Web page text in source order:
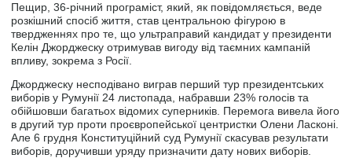
Пещир, 36-річний програміст, який, як повідомляється, веде
розкішний спосіб життя, став центральною фігурою в
твердженнях про те, що ультраправий кандидат у президенти
Келін Джорджеску отримував вигоду від таємних кампаній
впливу, зокрема з Росії.
Джорджеску несподівано виграв перший тур президентських
виборів у Румунії 24 листопада, набравши 23% голосів та
обійшовши багатьох відомих суперників. Перемога вивела його
в другий тур проти проєвропейської центристки Олени Ласконі.
Але 6 грудня Конституційний суд Румунії скасував результати
виборів, доручивши уряду призначити дату нових виборів.